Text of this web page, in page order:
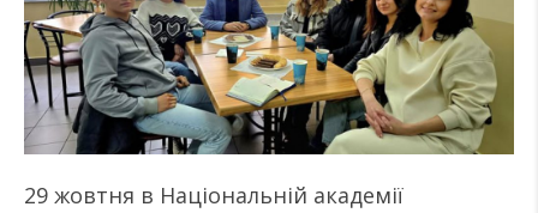
29 жовтня в Національній академії